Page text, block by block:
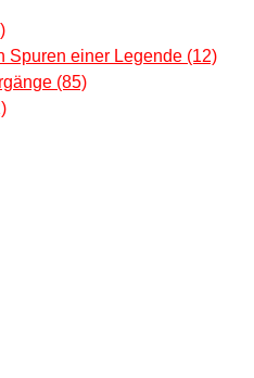
Spuren einer Legende (12)
(85)